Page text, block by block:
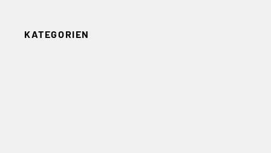
KATEGORIEN